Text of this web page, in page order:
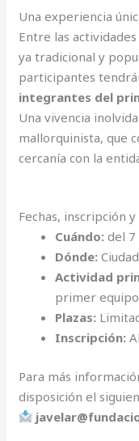
Una experiencia
Entre las
ya tradicional y
participantes
integrantes del
Una vivencia
mallorquinista, que
cercanía con la
Fechas, inscripción
Cuándo: del 7
Dónde:
Actividad
primer
Plazas:
Inscripción:
Para más
disposición el